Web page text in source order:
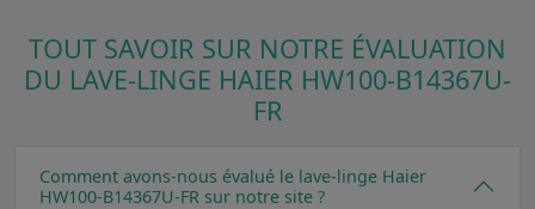
TOUT SAVOIR SUR NOTRE ÉVALUATION
DU LAVE-LINGE HAIER HW100-B14367U-
FR
Comment avons-nous évalué le lave-linge Haier
HW100-B14367U-FR sur notre site ?